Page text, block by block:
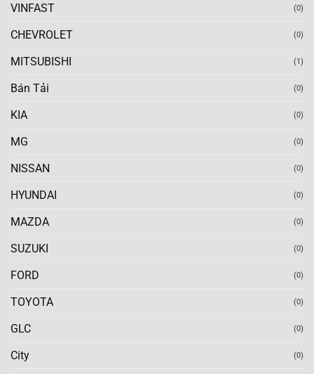
VINFAST (0)
CHEVROLET (0)
MITSUBISHI (1)
Bán Tải (0)
KIA (0)
MG (0)
NISSAN (0)
HYUNDAI (0)
MAZDA (0)
SUZUKI (0)
FORD (0)
TOYOTA (0)
GLC (0)
City (0)